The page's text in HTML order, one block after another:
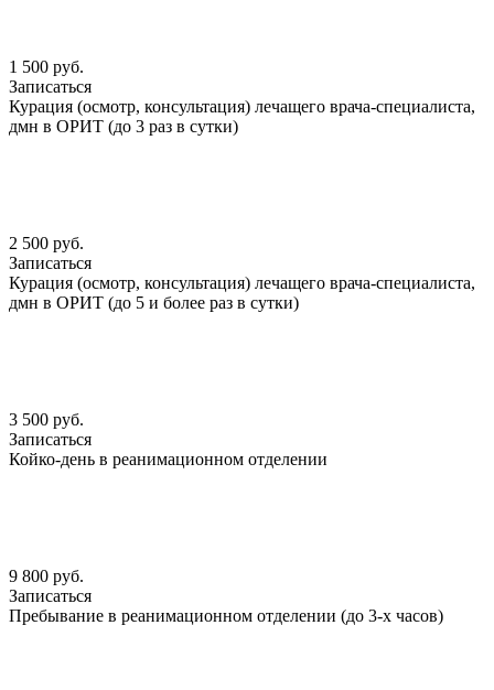
1 500 руб.
Записаться
Курация (осмотр, консультация) лечащего врача-специалиста,
дмн в ОРИТ (до 3 раз в сутки)
2 500 руб.
Записаться
Курация (осмотр, консультация) лечащего врача-специалиста,
дмн в ОРИТ (до 5 и более раз в сутки)
3 500 руб.
Записаться
Койко-день в реанимационном отделении
9 800 руб.
Записаться
Пребывание в реанимационном отделении (до 3-х часов)